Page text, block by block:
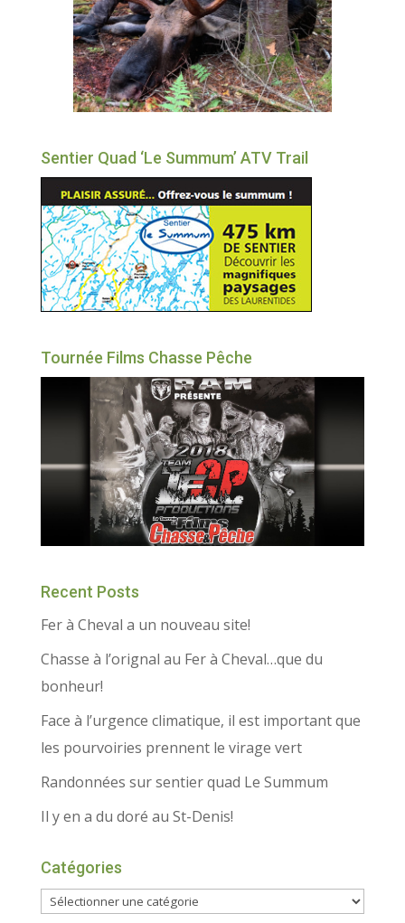
Sentier Quad ‘Le Summum’ ATV Trail
Tournée Films Chasse Pêche
Recent Posts
Fer à Cheval a un nouveau site!
Chasse à l’orignal au Fer à Cheval…que du
bonheur!
Face à l’urgence climatique, il est important que
les pourvoiries prennent le virage vert
Randonnées sur sentier quad Le Summum
Il y en a du doré au St-Denis!
Catégories